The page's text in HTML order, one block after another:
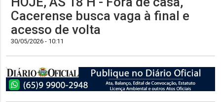
Cacerense busca vaga à final e
acesso de volta
30/05/2026 - 10:11